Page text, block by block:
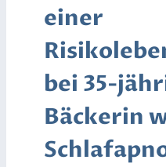
einer
bei 35-
Bäckerin